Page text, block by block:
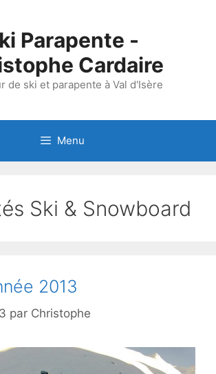
Parapente -
Cardaire
de ski et parapente à Val d'Isère
Menu
Ski & Snowboard
2013
par Christophe